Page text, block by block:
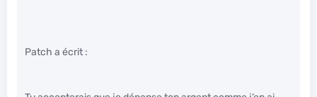
Patch a écrit :